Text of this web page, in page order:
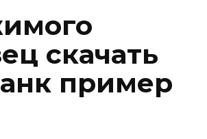
скачать
пример